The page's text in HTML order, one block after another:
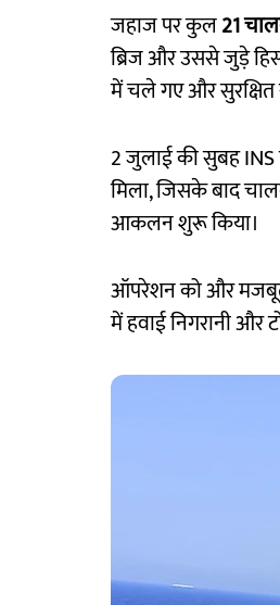
जहाज पर कुल21
ब्रिज और उससे जुड़े
में चले गए और सुरक्षित
2 जुलाई की सुबह INS
मिला, जिसके बाद
आकलन शुरू किया।
ऑपरेशन को और मजबूत
में हवाई निगरानी और